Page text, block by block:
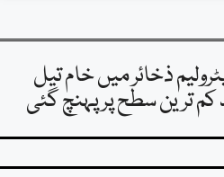
ذخائر میں خام تیل